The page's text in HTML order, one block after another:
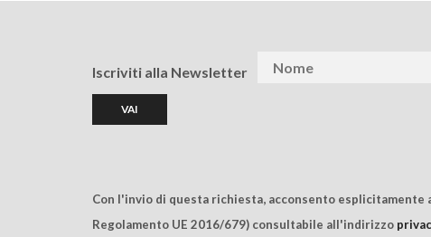
Iscriviti alla Newsletter
Con l'invio di questa richiesta, acconsento
Regolamento UE 2016/679) consultabile all'indirizzo